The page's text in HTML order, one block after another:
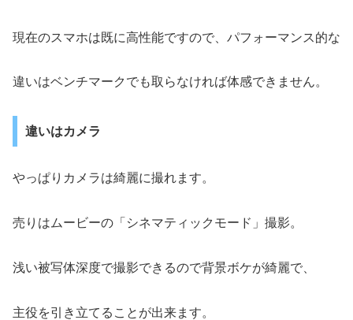
現在のスマホは既に高性能ですので、パフォーマンス的な
違いはベンチマークでも取らなければ体感できません。
違いはカメラ
やっぱりカメラは綺麗に撮れます。
売りはムービーの「シネマティックモード」撮影。
浅い被写体深度で撮影できるので背景ボケが綺麗で、
主役を引き立てることが出来ます。